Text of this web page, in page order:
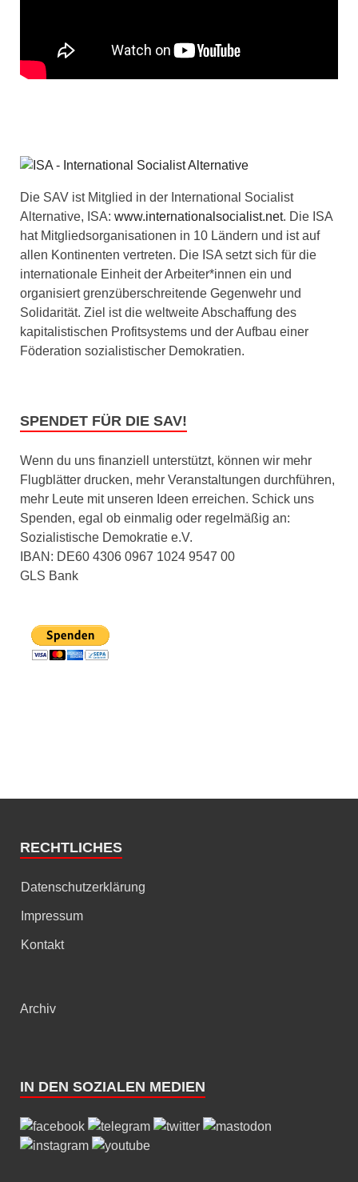
Die SAV ist Mitglied in der International Socialist
Alternative, ISA: www.internationalsocialist.net. Die ISA
hat Mitgliedsorganisationen in 10 Ländern und ist auf
allen Kontinenten vertreten. Die ISA setzt sich für die
internationale Einheit der Arbeiter*innen ein und
organisiert grenzüberschreitende Gegenwehr und
Solidarität. Ziel ist die weltweite Abschaffung des
kapitalistischen Profitsystems und der Aufbau einer
Föderation sozialistischer Demokratien.
SPENDET FÜR DIE SAV!
Wenn du uns finanziell unterstützt, können wir mehr
Flugblätter drucken, mehr Veranstaltungen durchführen,
mehr Leute mit unseren Ideen erreichen. Schick uns
Spenden, egal ob einmalig oder regelmäßig an:
Sozialistische Demokratie e.V.
IBAN: DE60 4306 0967 1024 9547 00
GLS Bank
RECHTLICHES
Datenschutzerklärung
Impressum
Kontakt
Archiv
IN DEN SOZIALEN MEDIEN